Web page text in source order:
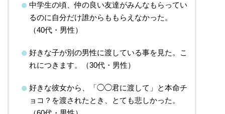
中学生の頃、仲の良い友達がみんなもらってい
るのに自分だけ誰からももらえなかった。
（40代・男性）
好きな子が別の男性に渡している事を見た。こ
れにつきます。（30代・男性）
好きな彼女から、「◯◯君に渡して」と本命チ
ョコ？を渡されたとき、とても悲しかった。